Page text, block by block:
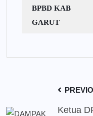
BPBD KAB
GARUT
Ketua